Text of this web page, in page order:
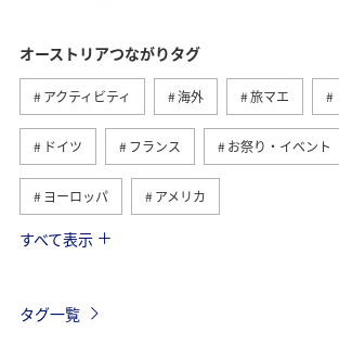
オーストリアつながりタグ
アクティビティ 海外 旅マエ
ドイツ フランス お祭り・イベント
ヨーロッパ アメリカ
ベトナム
すべて表示
タグ一覧